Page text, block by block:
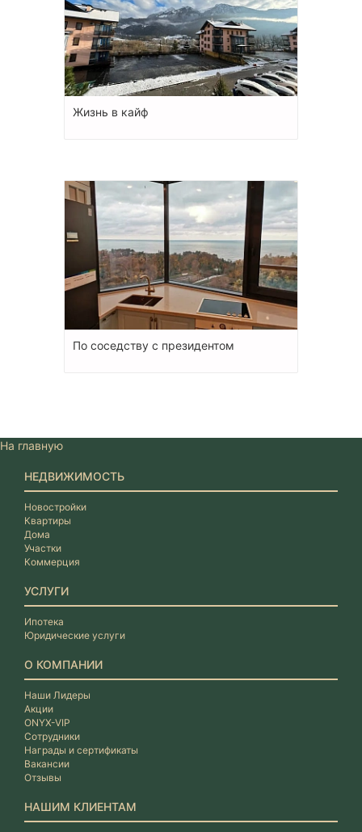
Жизнь в кайф
По соседству с президентом
На главную
НЕДВИЖИМОСТЬ
Новостройки
Квартиры
Дома
Участки
Коммерция
УСЛУГИ
Ипотека
Юридические услуги
О КОМПАНИИ
Наши Лидеры
Акции
ONYX-VIP
Сотрудники
Награды и сертификаты
Вакансии
Отзывы
НАШИМ КЛИЕНТАМ